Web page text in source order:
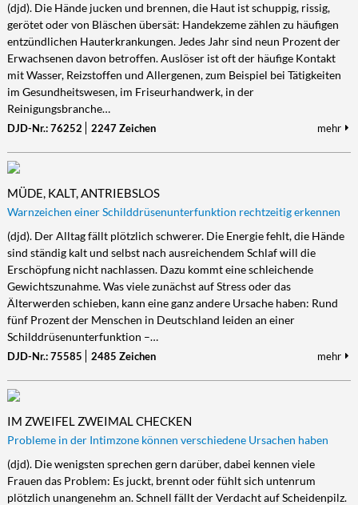
(djd). Die Hände jucken und brennen, die Haut ist schuppig, rissig,
gerötet oder von Bläschen übersät: Handekzeme zählen zu häufigen
entzündlichen Hauterkrankungen. Jedes Jahr sind neun Prozent der
Erwachsenen davon betroffen. Auslöser ist oft der häufige Kontakt
mit Wasser, Reizstoffen und Allergenen, zum Beispiel bei Tätigkeiten
im Gesundheitswesen, im Friseurhandwerk, in der
Reinigungsbranche…
DJD-Nr.: 76252 2247 Zeichen mehr
MÜDE, KALT, ANTRIEBSLOS
Warnzeichen einer Schilddrüsenunterfunktion rechtzeitig erkennen
(djd). Der Alltag fällt plötzlich schwerer. Die Energie fehlt, die Hände
sind ständig kalt und selbst nach ausreichendem Schlaf will die
Erschöpfung nicht nachlassen. Dazu kommt eine schleichende
Gewichtszunahme. Was viele zunächst auf Stress oder das
Älterwerden schieben, kann eine ganz andere Ursache haben: Rund
fünf Prozent der Menschen in Deutschland leiden an einer
Schilddrüsenunterfunktion –…
DJD-Nr.: 75585 2485 Zeichen mehr
IM ZWEIFEL ZWEIMAL CHECKEN
Probleme in der Intimzone können verschiedene Ursachen haben
(djd). Die wenigsten sprechen gern darüber, dabei kennen viele
Frauen das Problem: Es juckt, brennt oder fühlt sich untenrum
plötzlich unangenehm an. Schnell fällt der Verdacht auf Scheidenpilz.